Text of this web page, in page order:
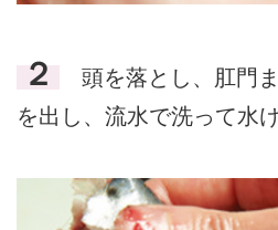
２
頭を落とし、肛門
を出し、流水で洗って水